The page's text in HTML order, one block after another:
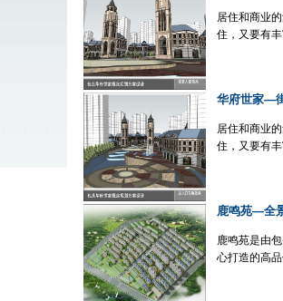
居住和商业
住，又要有
华府世家—
居住和商业
住，又要有
鹿鸣苑—全
鹿鸣苑是由
心打造的高